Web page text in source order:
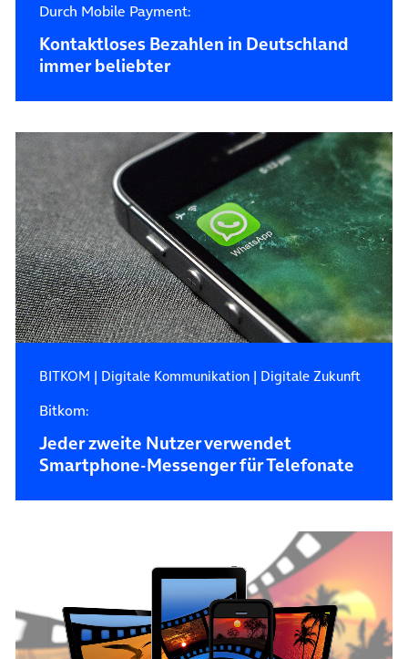
Durch Mobile Payment:
Kontaktloses Bezahlen in Deutschland
immer beliebter
BITKOM | Digitale Kommunikation| Digitale Zukunft
Bitkom:
Jeder zweite Nutzer verwendet
Smartphone-Messenger für Telefonate